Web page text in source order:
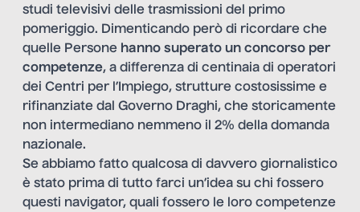
studi televisivi delle trasmissioni del primo
pomeriggio. Dimenticando però di ricordare che
quelle Persone hanno superato un concorso per
competenze, a differenza di centinaia di operatori
dei Centri per l’Impiego, strutture costosissime e
rifinanziate dal Governo Draghi, che storicamente
non intermediano nemmeno il 2% della domanda
nazionale.
Se abbiamo fatto qualcosa di davvero giornalistico
è stato prima di tutto farci un’idea su chi fossero
questi navigator, quali fossero le loro competenze